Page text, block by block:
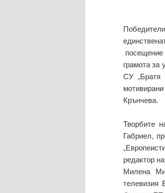
посещение
грамота за
СУ „Братя
Крънчева.
Творбите
Габриел,
редактор
Милена
телевизия